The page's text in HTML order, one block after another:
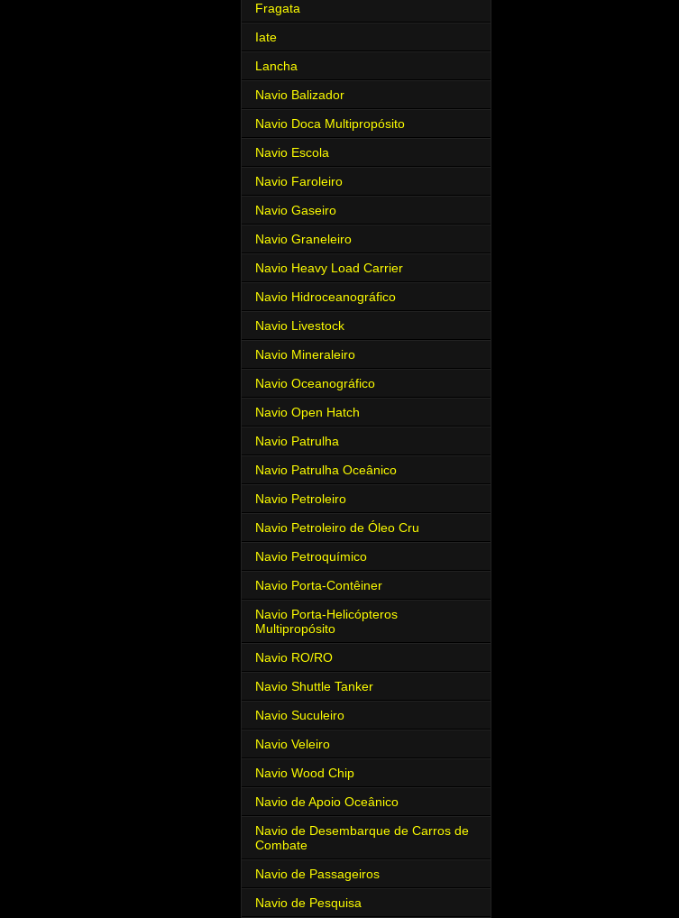
Fragata
Iate
Lancha
Navio Balizador
Navio Doca Multipropósito
Navio Escola
Navio Faroleiro
Navio Gaseiro
Navio Graneleiro
Navio Heavy Load Carrier
Navio Hidroceanográfico
Navio Livestock
Navio Mineraleiro
Navio Oceanográfico
Navio Open Hatch
Navio Patrulha
Navio Patrulha Oceânico
Navio Petroleiro
Navio Petroleiro de Óleo Cru
Navio Petroquímico
Navio Porta-Contêiner
Navio Porta-Helicópteros
Multipropósito
Navio RO/RO
Navio Shuttle Tanker
Navio Suculeiro
Navio Veleiro
Navio Wood Chip
Navio de Apoio Oceânico
Navio de Desembarque de Carros de
Combate
Navio de Passageiros
Navio de Pesquisa